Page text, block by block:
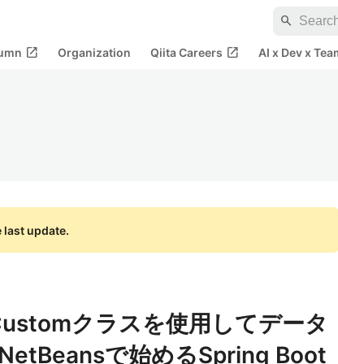
search
open_in_new Organization Qiita Careers open_in_new AI x Dev x
last update.
クラスを使用してデータ
で始めるSpring Boot